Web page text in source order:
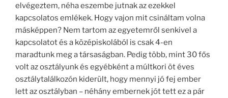
elvégeztem, néha eszembe jutnak az ezekkel
kapcsolatos emlékek. Hogy vajon mit csináltam volna
másképpen? Nem tartom az egyetemről senkivel a
kapcsolatot és a középiskolából is csak 4-en
maradtunk meg a társaságban. Pedig több, mint 30 fős
volt az osztályunk és egyébként a múltkori öt éves
osztálytalálkozón kiderült, hogy mennyi jó fej ember
lett az osztályban – néhány embernek jót tett ez a pár